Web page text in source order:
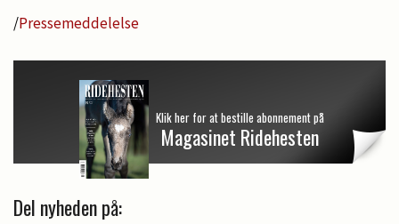
/Pressemeddelelse
Klik her for at bestille abonnement på
Magasinet Ridehesten
Del nyheden på: